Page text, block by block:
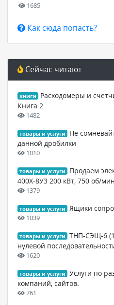
1685
Как сюда попасть?
Сейчас читают
книги
Расходомеры и
Книга 2
1482
товары и услуги
Не
данной дробилки
1010
товары и услуги
Продаем
400Х-8У3 200 кВт, 750 об/мин
1379
товары и услуги Ящики
1039
товары и услуги
ТНП-СЭЩ-6
нулевой
1620
товары и услуги
Услуги по
компаний, сайтов.
761